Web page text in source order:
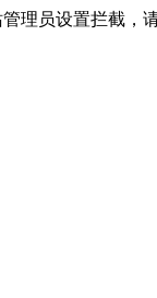
理员设置拦截，